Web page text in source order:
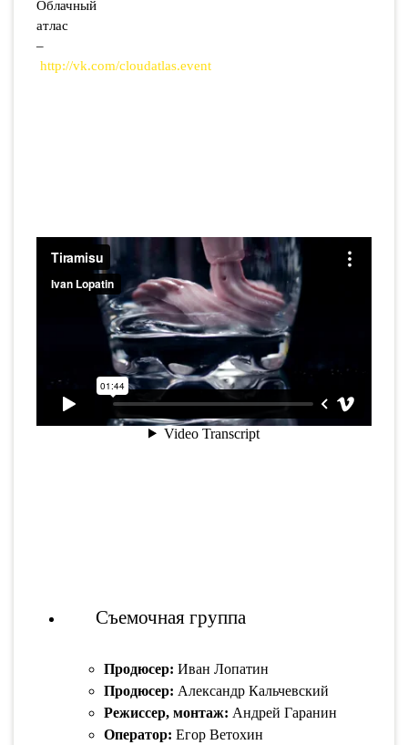
Облачный
атлас
–
http://vk.com/cloudatlas.event
Съемочная группа
Продюсер: Иван Лопатин
Продюсер: Александр Кальчевский
Режиссер, монтаж: Андрей Гаранин
Оператор: Егор Ветохин